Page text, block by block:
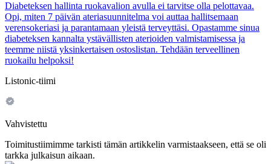
Diabeteksen hallinta ruokavalion avulla ei tarvitse olla pelottavaa.
Opi, miten 7 päivän ateriasuunnitelma voi auttaa hallitsemaan
verensokeriasi ja parantamaan yleistä terveyttäsi. Opastamme sinua
diabeteksen kannalta ystävällisten aterioiden valmistamisessa ja
teemme niistä yksinkertaisen ostoslistan. Tehdään terveellinen
ruokailu helpoksi!
Listonic-tiimi
Vahvistettu
Toimitustiimimme tarkisti tämän artikkelin varmistaakseen, että se oli
tarkka julkaisun aikaan.